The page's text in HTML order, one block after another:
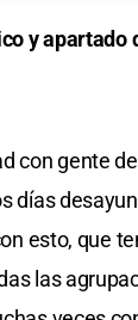
y apartado
con gente
días
esto, que
las